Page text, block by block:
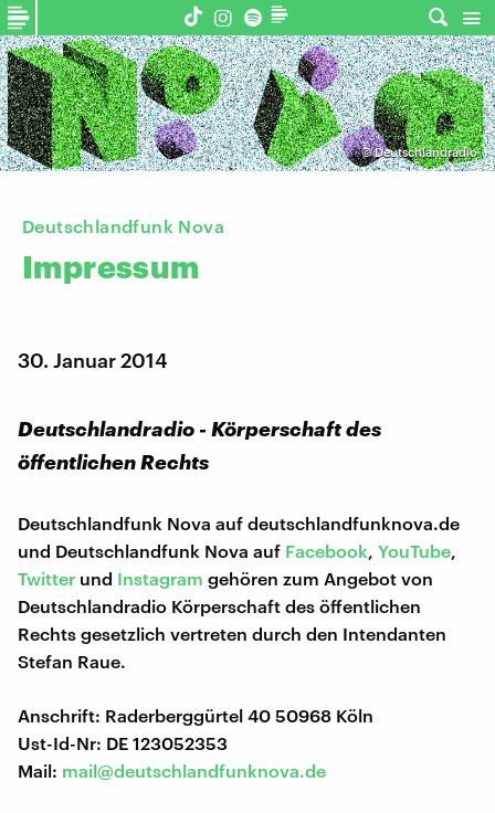
©Deutschlandradio
Deutschlandfunk Nova
Impressum
30. Januar 2014
Deutschlandradio - Körperschaft des
öffentlichen Rechts
Deutschlandfunk Nova auf deutschlandfunknova.de
und Deutschlandfunk Nova auf Facebook, YouTube,
Twitter und Instagram gehören zum Angebot von
Deutschlandradio Körperschaft des öffentlichen
Rechts gesetzlich vertreten durch den Intendanten
Stefan Raue.
Anschrift: Raderberggürtel 40 50968 Köln
Ust-Id-Nr: DE 123052353
Mail: mail@deutschlandfunknova.de